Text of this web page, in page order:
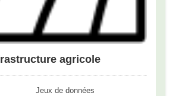
agricole
Jeux de données